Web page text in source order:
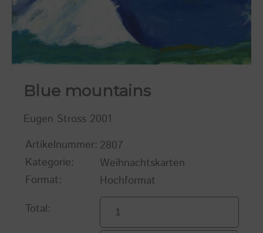
Blue mountains
Eugen Stross 2001
Artikelnummer: 2807
Kategorie:
Weihnachtskarten
Format:
Hochformat
Total: